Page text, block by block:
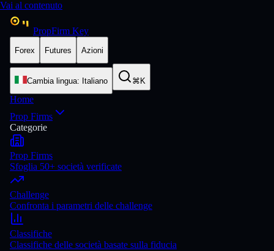
Vai al contenuto
PropFirm Key
Forex Futures Azioni
Cambia lingua: Italiano ⌘K
Home
Prop Firms
Categorie
Prop Firms
Sfoglia 50+ società verificate
Challenge
Confronta i parametri delle challenge
Classifiche
Classifiche delle società basate sulla fiducia